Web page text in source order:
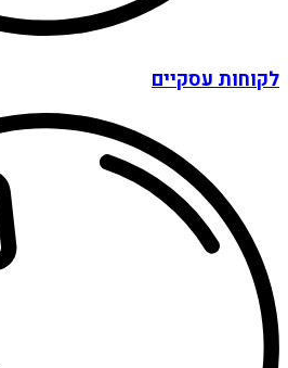
לקוחות עסקיים